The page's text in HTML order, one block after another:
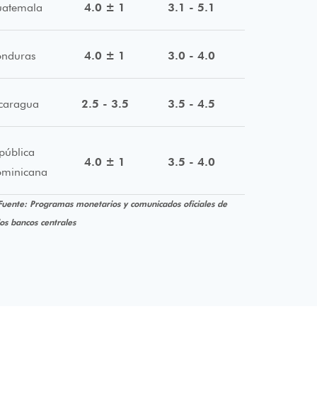
4.0 ± 1 3.1 - 5.1
4.0 ± 1 3.0 - 4.0
2.5 - 3.5 3.5 - 4.5
4.0 ± 1 3.5 - 4.0
Programas monetarios y comunicados oficiales de
bancos centrales